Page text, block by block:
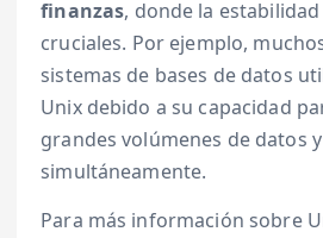
finanzas, donde la
cruciales. Por ejemplo,
sistemas de bases de datos
Unix debido a su capacidad
grandes volúmenes de datos
simultáneamente.
Para más información sobre